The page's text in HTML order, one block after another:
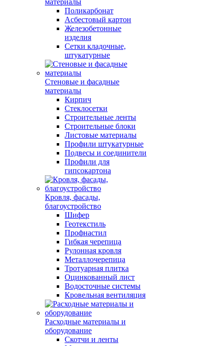
материалы
Поликарбонат
Асбестовый картон
Железобетонные
изделия
Сетки кладочные,
штукатурные
Стеновые и фасадные
материалы
Кирпич
Стеклосетки
Строительные ленты
Строительные блоки
Листовые материалы
Профили штукатурные
Подвесы и соединители
Профили для
гипсокартона
Кровля, фасады,
благоустройство
Шифер
Геотекстиль
Профнастил
Гибкая черепица
Рулонная кровля
Металлочерепица
Тротуарная плитка
Оцинкованный лист
Водосточные системы
Кровельная вентиляция
Расходные материалы и
оборудование
Скотчи и ленты